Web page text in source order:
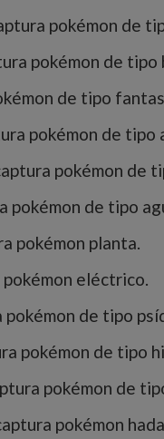
pokémon de
pokémon de tipo
de tipo
pokémon de tipo
pokémon de
pokémon de tipo
pokémon planta.
eléctrico.
de tipo
pokémon de tipo
pokémon de
pokémon